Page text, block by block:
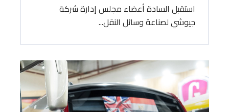
استقبل السادة أعضاء مجلس إدارة شركة
جيوشي لصناعة وسائل النقل...